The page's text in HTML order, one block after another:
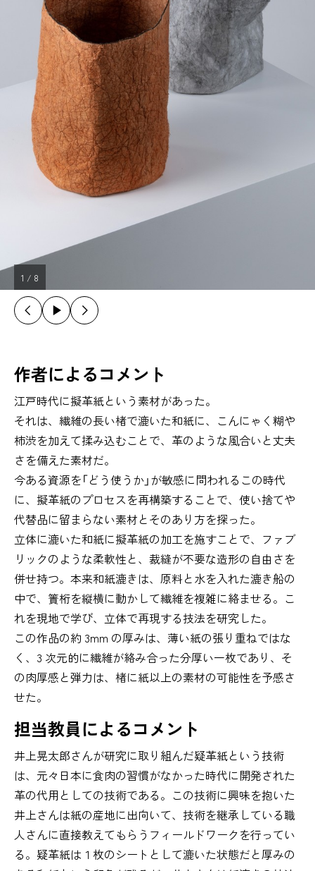
1 / 8
作者によるコメント
江戸時代に擬革紙という素材があった。
それは、繊維の長い楮で漉いた和紙に、こんにゃく糊や
柿渋を加えて揉み込むことで、革のような風合いと丈夫
さを備えた素材だ。
今ある資源を「どう使うか」が敏感に問われるこの時代
に、擬革紙のプロセスを再構築することで、使い捨てや
代替品に留まらない素材とそのあり方を探った。
立体に漉いた和紙に擬革紙の加工を施すことで、ファブ
リックのような柔軟性と、裁縫が不要な造形の自由さを
併せ持つ。本来和紙漉きは、原料と水を入れた漉き船の
中で、簀桁を縦横に動かして繊維を複雑に絡ませる。こ
れを現地で学び、立体で再現する技法を研究した。
この作品の約 3mm の厚みは、薄い紙の張り重ねではな
く、3 次元的に繊維が絡み合った分厚い一枚であり、そ
の肉厚感と弾力は、楮に紙以上の素材の可能性を予感さ
せた。
担当教員によるコメント
井上晃太郎さんが研究に取り組んだ疑革紙という技術
は、元々日本に食肉の習慣がなかった時代に開発された
革の代用としての技術である。この技術に興味を抱いた
井上さんは紙の産地に出向いて、技術を継承している職
人さんに直接教えてもらうフィールドワークを行ってい
る。疑革紙は１枚のシートとして漉いた状態だと厚みの